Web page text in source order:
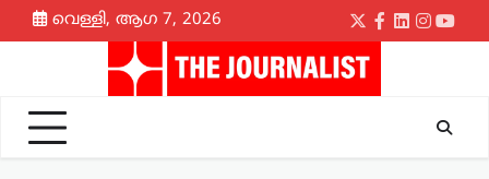
Skip
to
വെള്ളി, ആഗ 7, 2026
Twitter
Facebook
LinkedIn